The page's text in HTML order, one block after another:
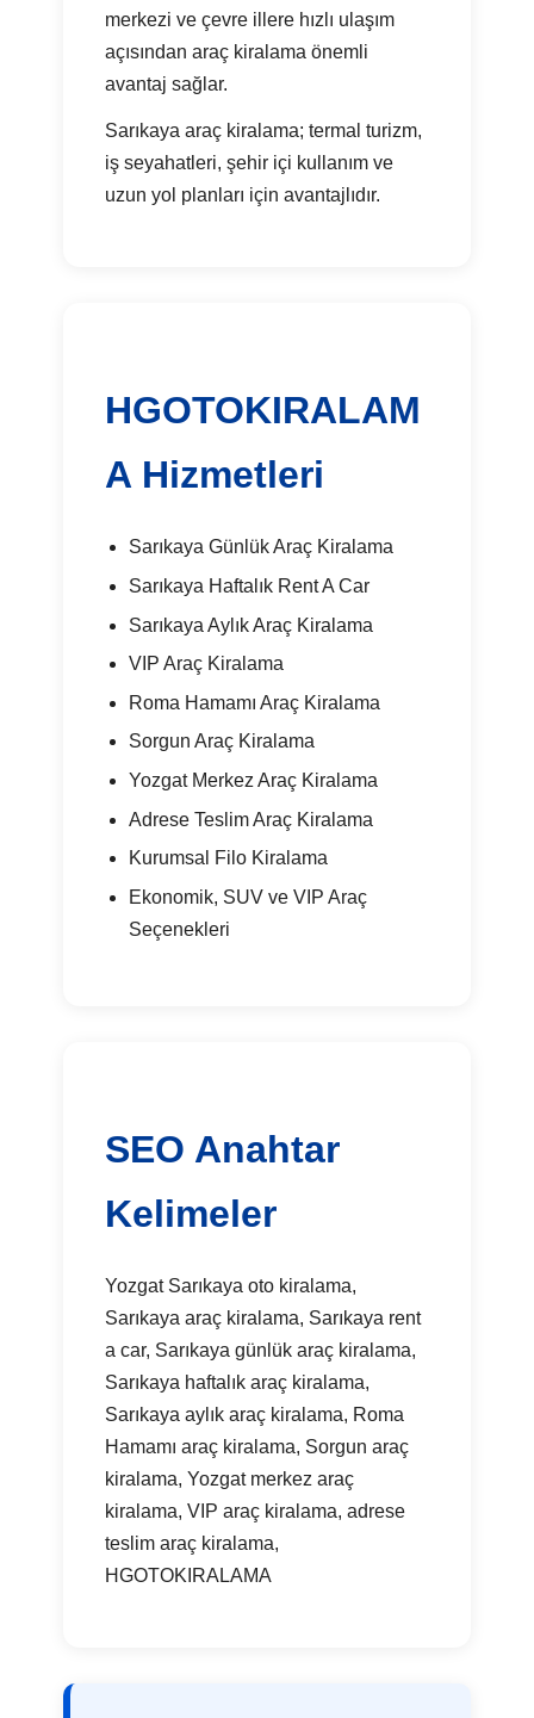
merkezi ve çevre illere hızlı ulaşım
açısından araç kiralama önemli
avantaj sağlar.
Sarıkaya araç kiralama; termal turizm,
iş seyahatleri, şehir içi kullanım ve
uzun yol planları için avantajlıdır.
HGOTOKIRALAM
A Hizmetleri
Sarıkaya Günlük Araç Kiralama
Sarıkaya Haftalık Rent A Car
Sarıkaya Aylık Araç Kiralama
VIP Araç Kiralama
Roma Hamamı Araç Kiralama
Sorgun Araç Kiralama
Yozgat Merkez Araç Kiralama
Adrese Teslim Araç Kiralama
Kurumsal Filo Kiralama
Ekonomik, SUV ve VIP Araç
Seçenekleri
SEO Anahtar
Kelimeler
Yozgat Sarıkaya oto kiralama,
Sarıkaya araç kiralama, Sarıkaya rent
a car, Sarıkaya günlük araç kiralama,
Sarıkaya haftalık araç kiralama,
Sarıkaya aylık araç kiralama, Roma
Hamamı araç kiralama, Sorgun araç
kiralama, Yozgat merkez araç
kiralama, VIP araç kiralama, adrese
teslim araç kiralama,
HGOTOKIRALAMA